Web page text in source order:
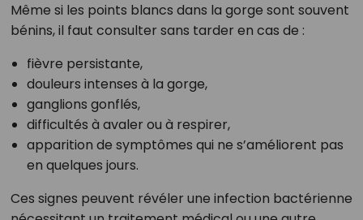
Même si les points blancs dans la gorge sont souvent
bénins, il faut consulter sans tarder en cas de :
fièvre persistante,
douleurs intenses à la gorge,
ganglions gonflés,
difficultés à avaler ou à respirer,
apparition de symptômes qui ne s’améliorent pas
en quelques jours.
Ces signes peuvent révéler une infection bactérienne